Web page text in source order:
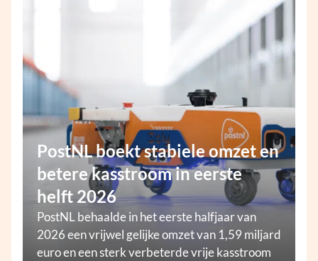
PostNL boekt stabiele omzet en
betere kasstroom in eerste
helft 2026
PostNL behaalde in het eerste halfjaar van
2026 een vrijwel gelijke omzet van 1,59 miljard
euro en een sterk verbeterde vrije kasstroom